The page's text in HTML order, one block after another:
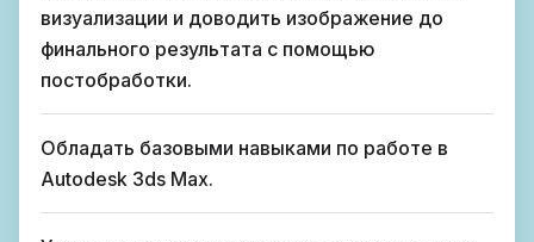
визуализации и доводить изображение до
финального результата с помощью
постобработки.
Обладать базовыми навыками по работе в
Autodesk 3ds Max.